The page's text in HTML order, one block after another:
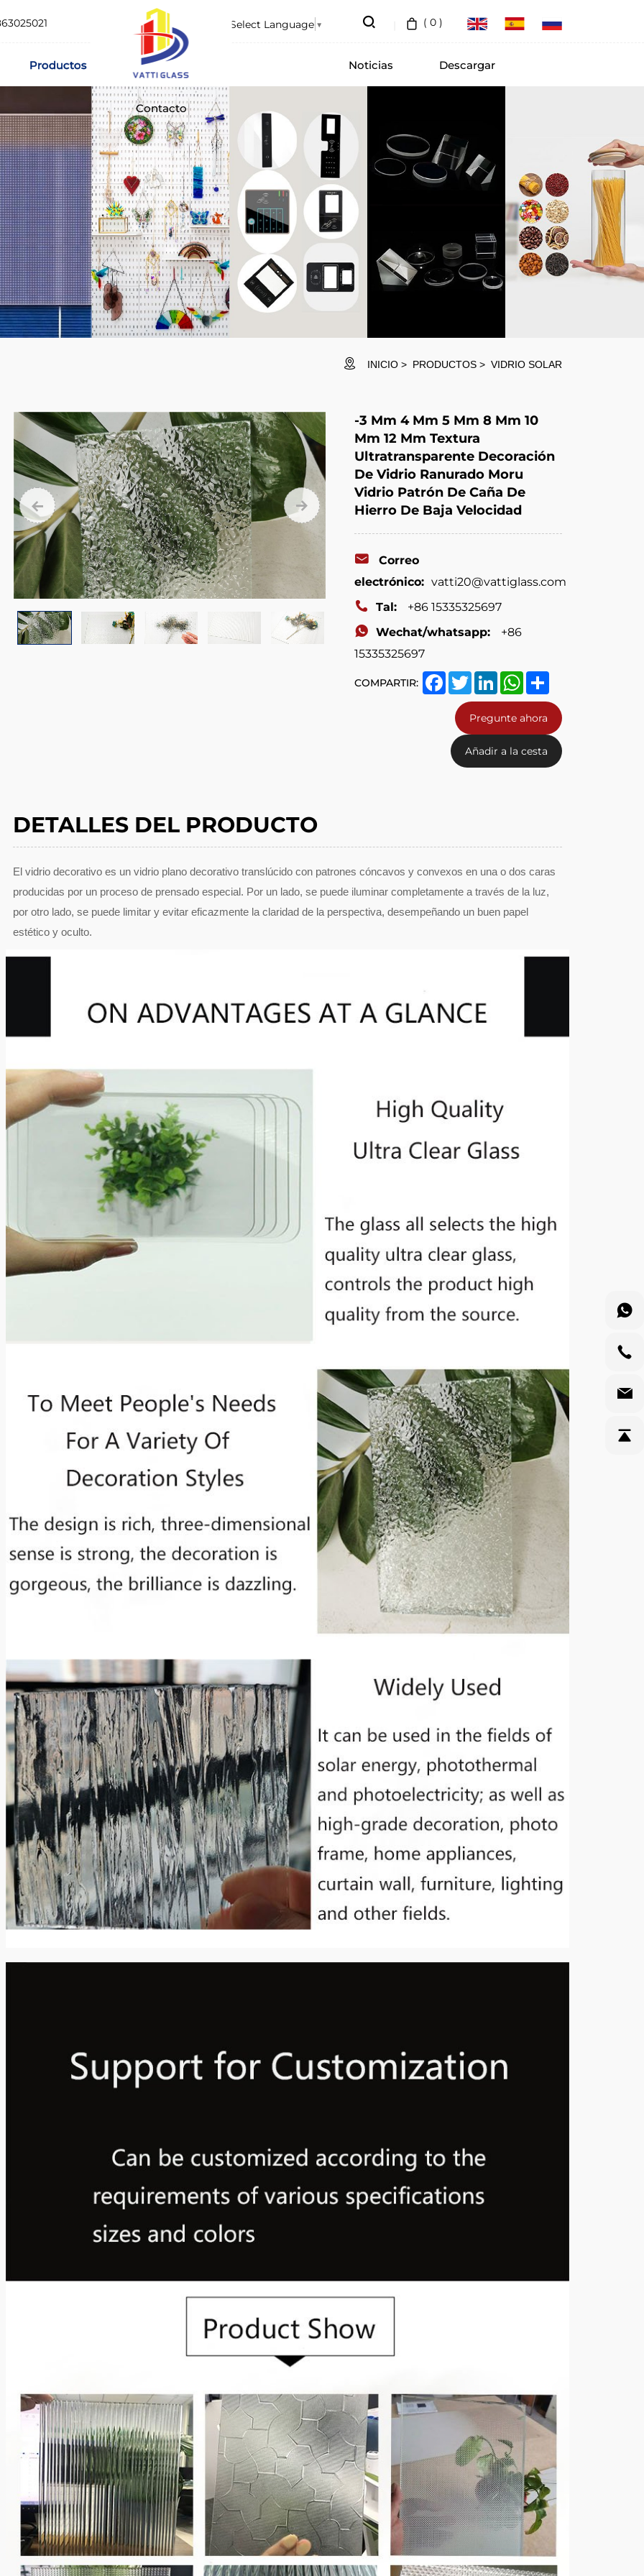
Select Language ▼ ( 0 )
Productos Noticias Descargar
Contacto
INICIO PRODUCTOS VIDRIO SOLAR
-3 Mm 4 Mm 5 Mm 8 Mm 10
Mm 12 Mm Textura
Ultratransparente Decoración
De Vidrio Ranurado Moru
Vidrio Patrón De Caña De
Hierro De Baja Velocidad
Correo
electrónico: vatti20@vattiglass.com
Tal:
+86 15335325697
Wechat/whatsapp:
+86
15335325697
COMPARTIR: Facebook
TwitterLinkedInWhatsApp
Share
Pregunte ahora
Añadir a la cesta
DETALLES DEL PRODUCTO
El vidrio decorativo es un vidrio plano decorativo translúcido con patrones cóncavos y convexos en una o dos caras
producidas por un proceso de prensado especial. Por un lado, se puede iluminar completamente a través de la luz,
por otro lado, se puede limitar y evitar eficazmente la claridad de la perspectiva, desempeñando un buen papel
estético y oculto.